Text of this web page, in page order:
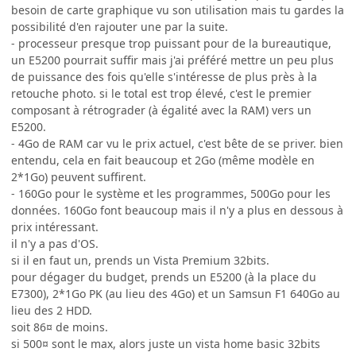
besoin de carte graphique vu son utilisation mais tu gardes la
possibilité d'en rajouter une par la suite.
- processeur presque trop puissant pour de la bureautique,
un E5200 pourrait suffir mais j'ai préféré mettre un peu plus
de puissance des fois qu'elle s'intéresse de plus près à la
retouche photo. si le total est trop élevé, c'est le premier
composant à rétrograder (à égalité avec la RAM) vers un
E5200.
- 4Go de RAM car vu le prix actuel, c'est bête de se priver. bien
entendu, cela en fait beaucoup et 2Go (même modèle en
2*1Go) peuvent suffirent.
- 160Go pour le système et les programmes, 500Go pour les
données. 160Go font beaucoup mais il n'y a plus en dessous à
prix intéressant.
il n'y a pas d'OS.
si il en faut un, prends un Vista Premium 32bits.
pour dégager du budget, prends un E5200 (à la place du
E7300), 2*1Go PK (au lieu des 4Go) et un Samsun F1 640Go au
lieu des 2 HDD.
soit 86¤ de moins.
si 500¤ sont le max, alors juste un vista home basic 32bits